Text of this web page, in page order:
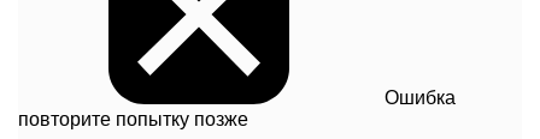
Ошибка
повторите попытку позже